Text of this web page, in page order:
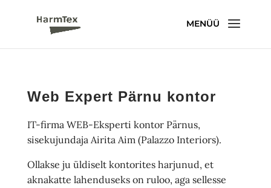
Web Expert Pärnu kontor
IT-firma WEB-Eksperti kontor Pärnus,
sisekujundaja Airita Aim (Palazzo Interiors).
Ollakse ju üldiselt kontorites harjunud, et
aknakatte lahenduseks on ruloo, aga sellesse